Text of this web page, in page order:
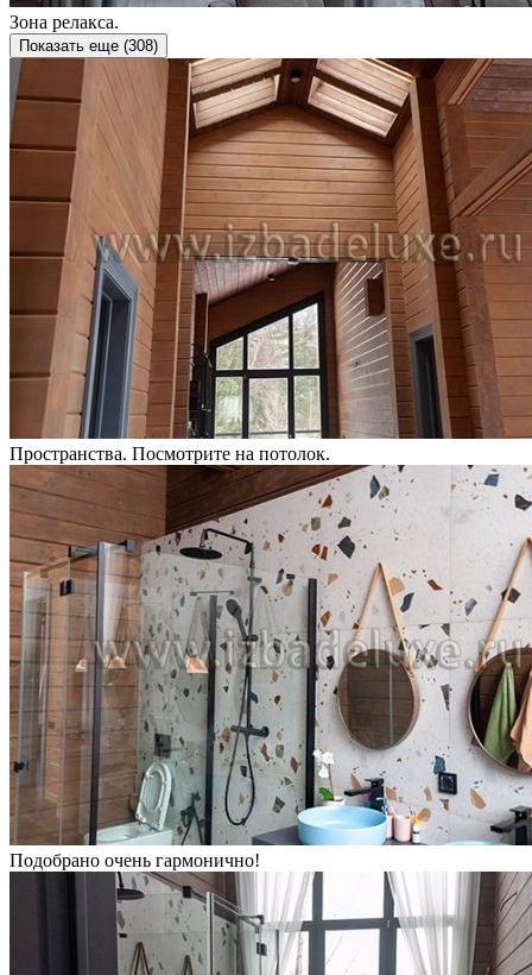
Зона релакса.
Показать еще (308)
Пространства. Посмотрите на потолок.
Подобрано очень гармонично!